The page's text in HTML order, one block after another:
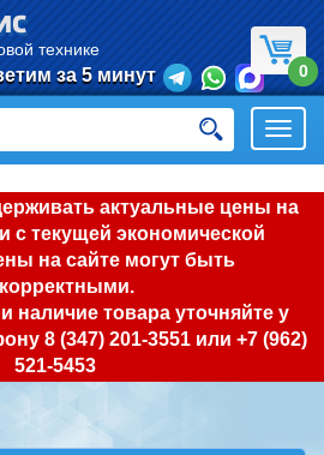
актуальные цены на
с текущей экономической
на сайте могут быть
наличие товара уточняйте у
8 (347) 201-3551или +7 (962)
521-5453
технике
за 5 минут 0